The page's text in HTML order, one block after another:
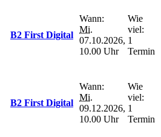
B2 First Digital
Wann:
Mi.
07.10.2026,
10.00 Uhr
Wie
viel:
1
Termin
B2 First Digital
Wann:
Mi.
09.12.2026,
10.00 Uhr
Wie
viel:
1
Termin